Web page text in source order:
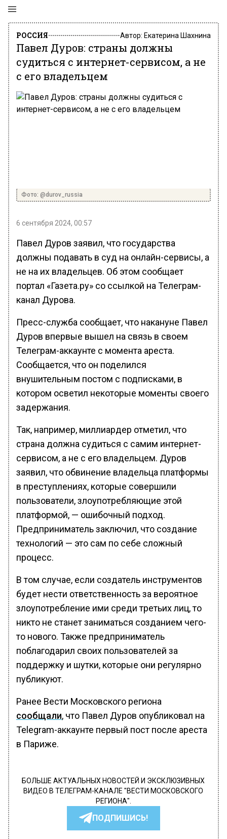
РОССИЯ Автор: Екатерина Шахнина
Павел Дуров: страны должны
судиться с интернет-сервисом, а не
с его владельцем
Фото: @durov_russia
6 сентября 2024, 00:57
Павел Дуров заявил, что государства
должны подавать в суд на онлайн-сервисы, а
не на их владельцев. Об этом сообщает
портал «Газета.ру» со ссылкой на Телеграм-
канал Дурова.
Пресс-служба сообщает, что накануне Павел
Дуров впервые вышел на связь в своем
Телеграм-аккаунте с момента ареста.
Сообщается, что он поделился
внушительным постом с подписками, в
котором осветил некоторые моменты своего
задержания.
Так, например, миллиардер отметил, что
страна должна судиться с самим интернет-
сервисом, а не с его владельцем. Дуров
заявил, что обвинение владельца платформы
в преступлениях, которые совершили
пользователи, злоупотребляющие этой
платформой, — ошибочный подход.
Предприниматель заключил, что создание
технологий — это сам по себе сложный
процесс.
В том случае, если создатель инструментов
будет нести ответственность за вероятное
злоупотребление ими среди третьих лиц, то
никто не станет заниматься созданием чего-
то нового. Также предприниматель
поблагодарил своих пользователей за
поддержку и шутки, которые они регулярно
публикуют.
Ранее Вести Московского региона
сообщали, что Павел Дуров опубликовал на
Telegram-аккаунте первый пост после ареста
в Париже.
БОЛЬШЕ АКТУАЛЬНЫХ НОВОСТЕЙ И ЭКСКЛЮЗИВНЫХ
ВИДЕО В ТЕЛЕГРАМ-КАНАЛЕ "ВЕСТИ МОСКОВСКОГО
РЕГИОНА".
ПОДПИШИСЬ!